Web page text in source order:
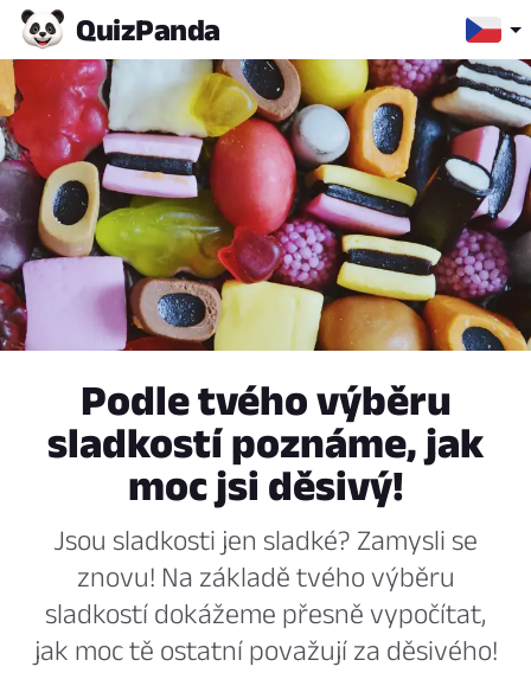
QuizPanda
Podle tvého výběru
sladkostí poznáme, jak
moc jsi děsivý!
Jsou sladkosti jen sladké? Zamysli se
znovu! Na základě tvého výběru
sladkostí dokážeme přesně vypočítat,
jak moc tě ostatní považují za děsivého!